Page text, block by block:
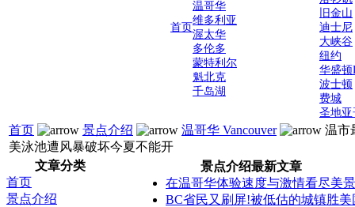
首页
温哥华
维多利亚
渥太华
多伦多
蒙特利尔
魁北克
千岛湖
旧金山
迪士尼
大峡谷
纽约
华盛顿
波士顿
费城
圣地亚
首页 景点介绍 温哥华 Vancouver
温市
美泳池遭风暴破坏今夏不能开
文章分类
首页
景点介绍
景点介绍最新文章
在温哥华体验速度与激情看尽美景
BC省民又刷屏!被低估的城镇胜美